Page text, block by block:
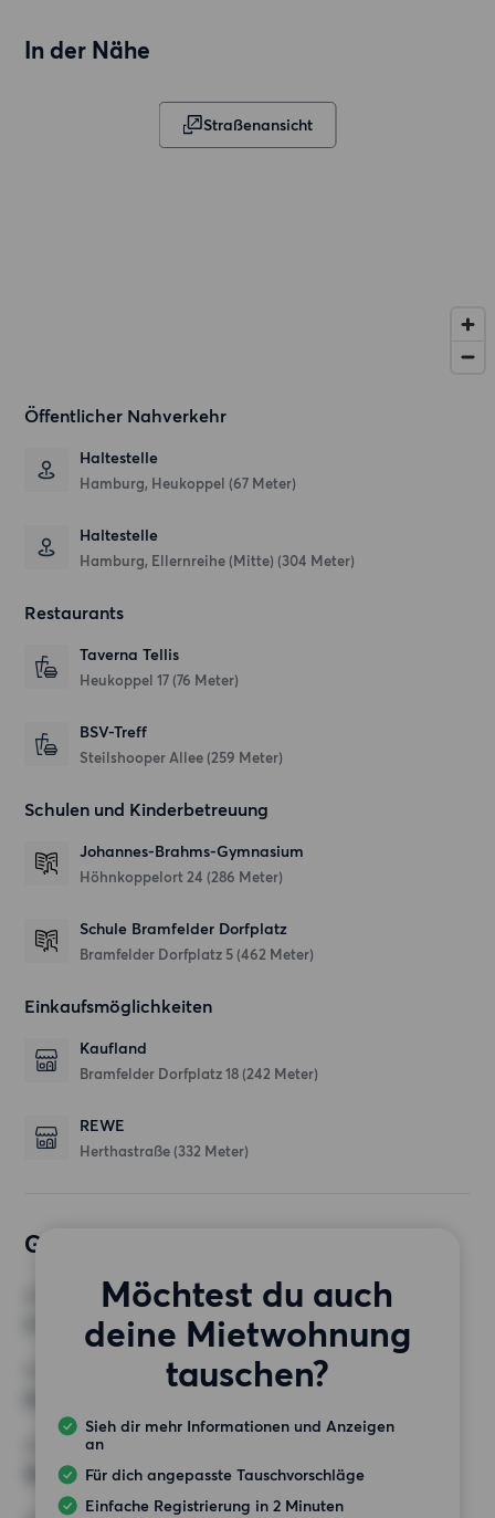
In der Nähe
Straßenansicht
Öffentlicher Nahverkehr
Haltestelle
Hamburg, Heukoppel (67 Meter)
Haltestelle
Hamburg, Ellernreihe (Mitte) (304 Meter)
Restaurants
Taverna Tellis
Heukoppel 17 (76 Meter)
BSV-Treff
Steilshooper Allee (259 Meter)
Schulen und Kinderbetreuung
Johannes-Brahms-Gymnasium
Höhnkoppelort 24 (286 Meter)
Schule Bramfelder Dorfplatz
Bramfelder Dorfplatz 5 (462 Meter)
Einkaufsmöglichkeiten
Kaufland
Bramfelder Dorfplatz 18 (242 Meter)
REWE
Herthastraße (332 Meter)
Gewünschte Wohnung
Möchtest du auch
deine Mietwohnung
tauschen?
Sieh dir mehr Informationen und Anzeigen
an
Für dich angepasste Tauschvorschläge
Einfache Registrierung in 2 Minuten
4 Zimmer
MINDESTANZAHL AN QUADRATMETERN
HÖCHSTMIETE (KALTMIETE)
900 EUR